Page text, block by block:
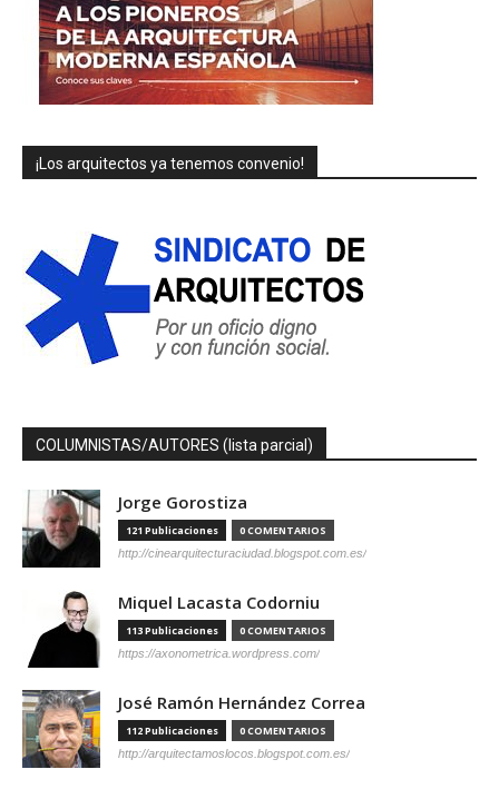
¡Los arquitectos ya tenemos convenio!
COLUMNISTAS/AUTORES (lista parcial)
Jorge Gorostiza
121 Publicaciones 0 COMENTARIOS
http://cinearquitecturaciudad.blogspot.com.es/
Miquel Lacasta Codorniu
113 Publicaciones 0 COMENTARIOS
https://axonometrica.wordpress.com/
José Ramón Hernández Correa
112 Publicaciones 0 COMENTARIOS
http://arquitectamoslocos.blogspot.com.es/